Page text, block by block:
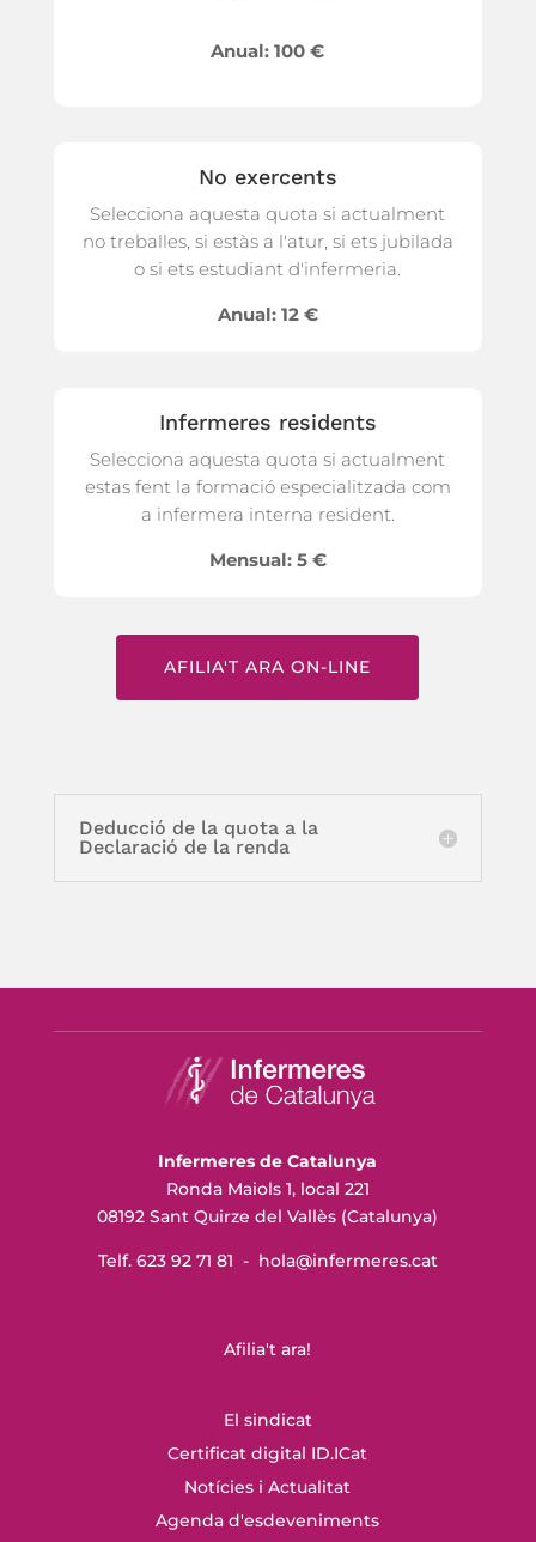
Anual: 100 €
No exercents
Selecciona aquesta quota si actualment
no treballes, si estàs a l'atur, si ets jubilada
o si ets estudiant d'infermeria.
Anual: 12 €
Infermeres residents
Selecciona aquesta quota si actualment
estas fent la formació especialitzada com
a infermera interna resident.
Mensual: 5 €
AFILIA'T ARA ON-LINE
Deducció de la quota a la
Declaració de la renda
Infermeres de Catalunya
Ronda Maiols 1, local 221
08192 Sant Quirze del Vallès (Catalunya)
Telf. 623 92 71 81 - hola@infermeres.cat
Afilia't ara!
El sindicat
Certificat digital ID.ICat
Notícies i Actualitat
Agenda d'esdeveniments